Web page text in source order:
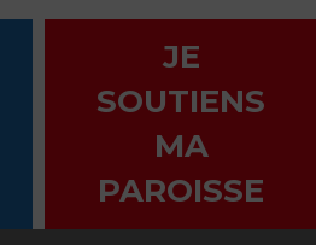
JE
SOUTIENS
MA
PAROISSE